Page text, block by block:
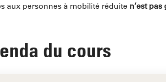
aux personnes à mobilité réduite n’est
du cours